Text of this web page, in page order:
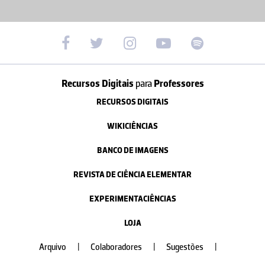
Recursos Digitais paraProfessores
RECURSOS DIGITAIS
WIKICIÊNCIAS
BANCO DE IMAGENS
REVISTA DE CIÊNCIA ELEMENTAR
EXPERIMENTACIÊNCIAS
LOJA
Arquivo Colaboradores Sugestões